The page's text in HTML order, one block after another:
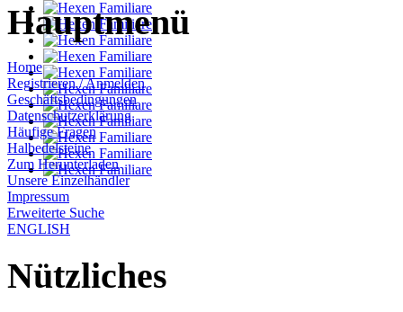
Hauptmenü
Home
Registrieren / Anmelden
Geschäftsbedingungen
Datenschutzerklärung
Häufige Fragen
Halbedelsteine
Zum Herunterladen
Unsere Einzelhändler
Impressum
Erweiterte Suche
ENGLISH
Nützliches